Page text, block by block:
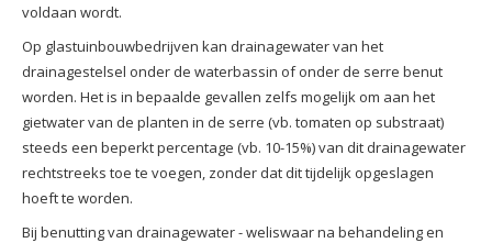
voldaan wordt.
Op glastuinbouwbedrijven kan drainagewater van het
drainagestelsel onder de waterbassin of onder de serre benut
worden. Het is in bepaalde gevallen zelfs mogelijk om aan het
gietwater van de planten in de serre (vb. tomaten op substraat)
steeds een beperkt percentage (vb. 10-15%) van dit drainagewater
rechtstreeks toe te voegen, zonder dat dit tijdelijk opgeslagen
hoeft te worden.
Bij benutting van drainagewater - weliswaar na behandeling en